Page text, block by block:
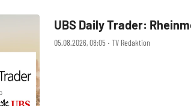
05.08.2026, 08:05 ‧ TV Redaktion
UBS Daily Trader: